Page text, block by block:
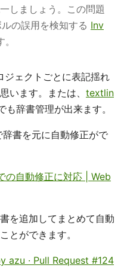
しましょう。この問題
の誤用を検知する Inv
ジェクトごとに表記揺れ
います。または、 textlin
も辞書管理が出来ます。
辞書を元に自動修正がで
自動修正に対応 | Web
を追加してまとめて自動
とができます。
azu · Pull Request #124